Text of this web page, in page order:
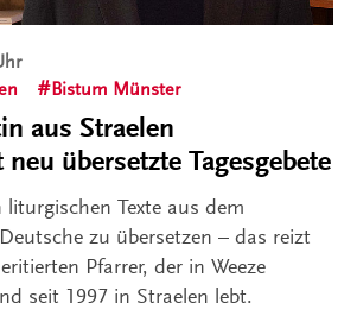
Bistum Münster
aus Straelen
übersetzte Tagesgebete
Texte aus dem
zu übersetzen – das reizt
Pfarrer, der in Weeze
seit 1997 in Straelen lebt.